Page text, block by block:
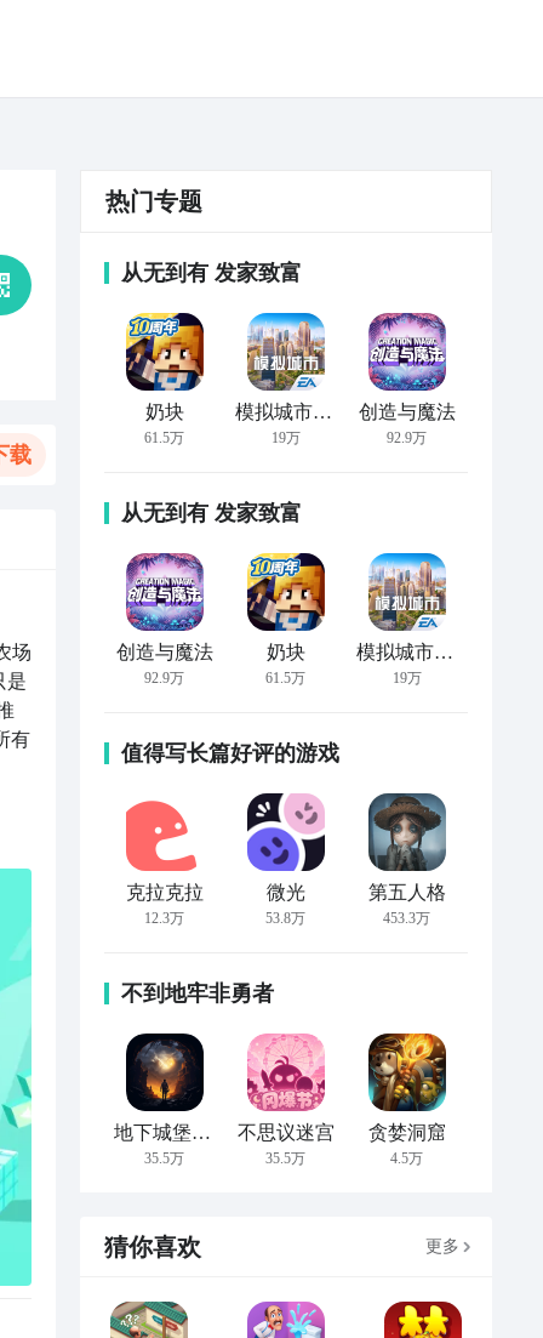
载
场
是
有
热门专题
从无到有 发家致富
奶块
61.5万
模拟城市：我是市长
19万
创造与魔法
92.9万
从无到有 发家致富
创造与魔法
92.9万
奶块
61.5万
模拟城市：我是市长
19万
值得写长篇好评的游戏
克拉克拉
12.3万
微光
53.8万
第五人格
453.3万
不到地牢非勇者
地下城堡2:黑暗觉醒
35.5万
不思议迷宫
35.5万
贪婪洞窟
4.5万
猜你喜欢 更多